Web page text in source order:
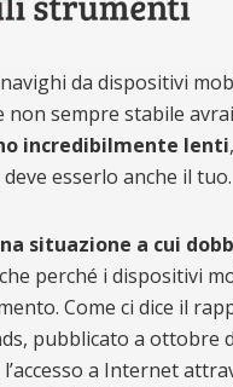
da dispositivi
non sempre stabile
incredibilmente lenti
esserlo anche il tuo.
situazione a cui
perché i dispositivi
Come ci dice il
pubblicato a ottobre
a Internet